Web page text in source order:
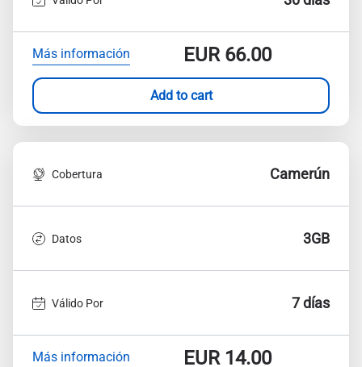
Más información EUR66.00
Add to cart
Cobertura Camerún
Datos 3GB
Válido Por 7 días
Más información EUR14.00